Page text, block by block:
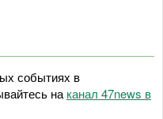
событиях в
на канал 47news в